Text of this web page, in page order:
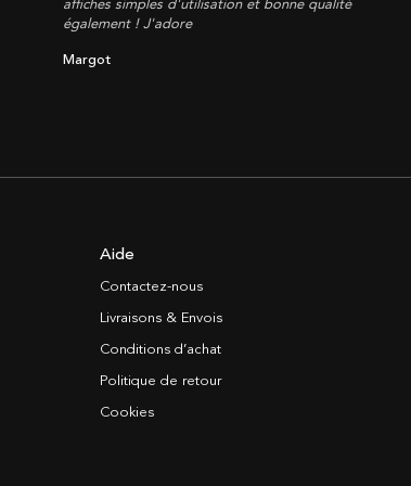
affiches simples d'utilisation et bonne qualité
également ! J'adore
Margot
Aide
Contactez-nous
Livraisons & Envois
Conditions d’achat
Politique de retour
Cookies